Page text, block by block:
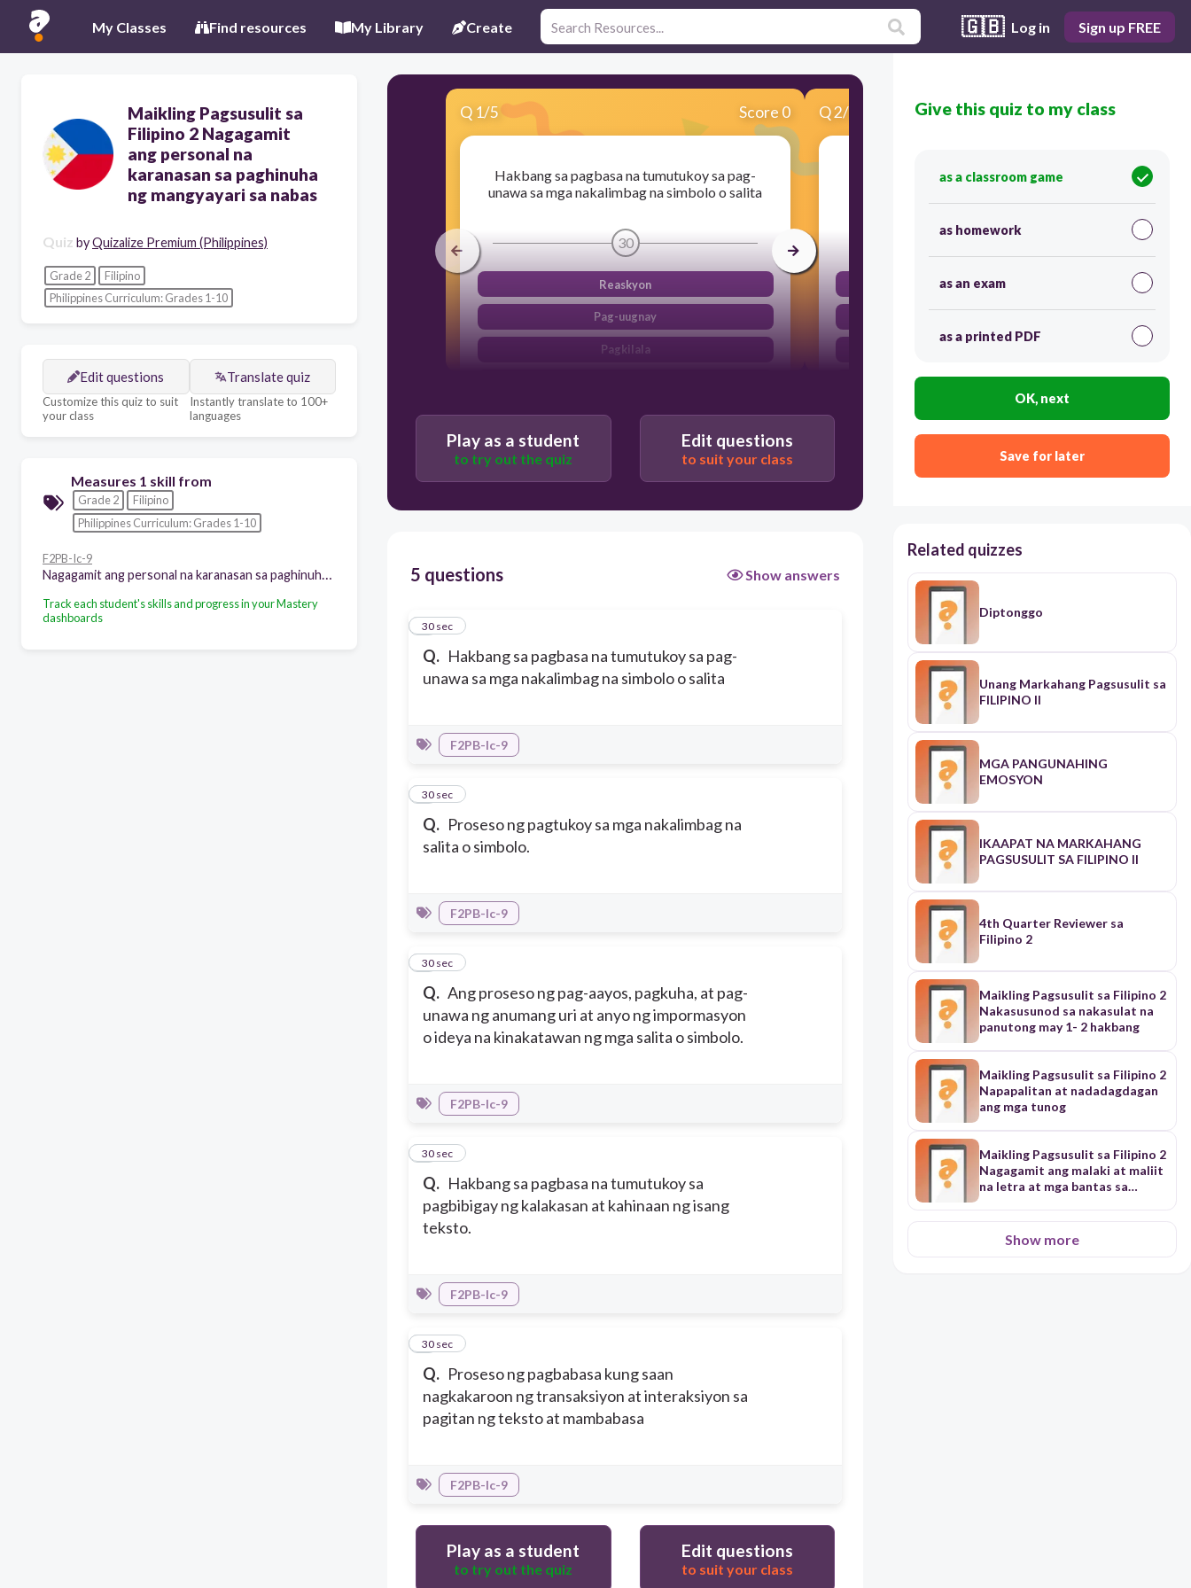
My Classes Find resources My Library Create 🇬🇧 Log in Sign up FREE
Maikling Pagsusulit sa
Filipino 2 Nagagamit
ang personal na
karanasan sa paghinuha
ng mangyayari sa nabas
Quiz byQuizalize Premium (Philippines)
Grade 2
Filipino
Philippines Curriculum: Grades 1-10
Edit questions
Customize this quiz to suit
your class
Translate quiz
Instantly translate to 100+
languages
Measures 1 skill from
Grade 2
Filipino
Philippines Curriculum: Grades 1-10
F2PB-Ic-9
Track each student's skills and progress in your Mastery
dashboards
Q 1/5 Score 0
Hakbang sa pagbasa na tumutukoy sa pag-
unawa sa mga nakalimbag na simbolo o salita
30
Reaskyon
Pag-uugnay
Pagkilala
Q2/5 Score 0
Proseso ng pagtukoy sa mga nakalimbag na
Reaksyon
Play as a student
to try out the quiz
Edit questions
to suit your class
5 questions Show answers
Q. Hakbang sa pagbasa na tumutukoy sa pag-
unawa sa mga nakalimbag na simbolo o salita
1
30 sec
F2PB-Ic-9
Q. Proseso ng pagtukoy sa mga nakalimbag na
salita o simbolo.
2
30 sec
F2PB-Ic-9
Q. Ang proseso ng pag-aayos, pagkuha, at pag-
unawa ng anumang uri at anyo ng impormasyon
o ideya na kinakatawan ng mga salita o simbolo.
3
30 sec
F2PB-Ic-9
Q. Hakbang sa pagbasa na tumutukoy sa
pagbibigay ng kalakasan at kahinaan ng isang
teksto.
4
30 sec
F2PB-Ic-9
Q. Proseso ng pagbabasa kung saan
nagkakaroon ng transaksiyon at interaksiyon sa
pagitan ng teksto at mambabasa
5
30 sec
F2PB-Ic-9
Play as a student
to try out the quiz
Edit questions
to suit your class
Give this quiz to my class
as a classroom game
as homework
as an exam
as a printed PDF
OK, next
Save for later
Related quizzes
Diptonggo
Unang Markahang Pagsusulit sa
FILIPINO II
MGA PANGUNAHING
EMOSYON
IKAAPAT NA MARKAHANG
PAGSUSULIT SA FILIPINO II
4th Quarter Reviewer sa
Filipino 2
Maikling Pagsusulit sa Filipino 2
Nakasusunod sa nakasulat na
panutong may 1- 2 hakbang
Maikling Pagsusulit sa Filipino 2
Napapalitan at nadadagdagan
ang mga tunog
Maikling Pagsusulit sa Filipino 2
Nagagamit ang malaki at maliit
na letra at mga bantas sa
pagsulat
Show more